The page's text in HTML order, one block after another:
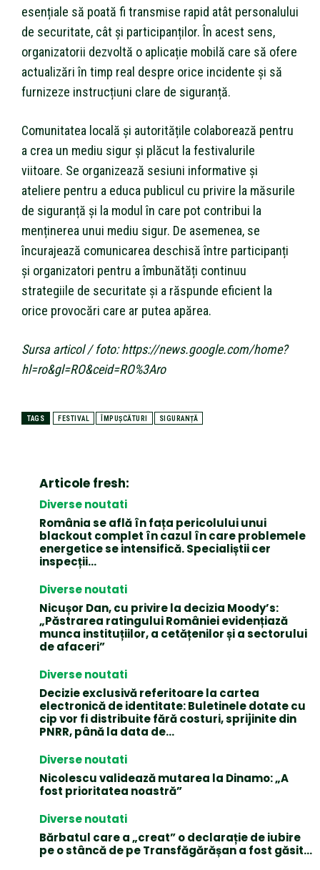
esențiale să poată fi transmise rapid atât personalului
de securitate, cât și participanților. În acest sens,
organizatorii dezvoltă o aplicație mobilă care să ofere
actualizări în timp real despre orice incidente și să
furnizeze instrucțiuni clare de siguranță.
Comunitatea locală și autoritățile colaborează pentru
a crea un mediu sigur și plăcut la festivalurile
viitoare. Se organizează sesiuni informative și
ateliere pentru a educa publicul cu privire la măsurile
de siguranță și la modul în care pot contribui la
menținerea unui mediu sigur. De asemenea, se
încurajează comunicarea deschisă între participanți
și organizatori pentru a îmbunătăți continuu
strategiile de securitate și a răspunde eficient la
orice provocări care ar putea apărea.
Sursa articol / foto: https://news.google.com/home?
hl=ro&gl=RO&ceid=RO%3Aro
TAGS FESTIVAL ÎMPUȘCĂTURI SIGURANȚĂ
Articole fresh:
Diverse noutati
România se află în fața pericolului unui
blackout complet în cazul în care problemele
energetice se intensifică. Specialiștii cer
inspecții…
Diverse noutati
Nicușor Dan, cu privire la decizia Moody’s:
„Păstrarea ratingului României evidențiază
munca instituțiilor, a cetățenilor și a sectorului
de afaceri”
Diverse noutati
Decizie exclusivă referitoare la cartea
electronică de identitate: Buletinele dotate cu
cip vor fi distribuite fără costuri, sprijinite din
PNRR, până la data de...
Diverse noutati
Nicolescu validează mutarea la Dinamo: „A
fost prioritatea noastră”
Diverse noutati
Bărbatul care a „creat” o declarație de iubire
pe o stâncă de pe Transfăgărășan a fost găsit…